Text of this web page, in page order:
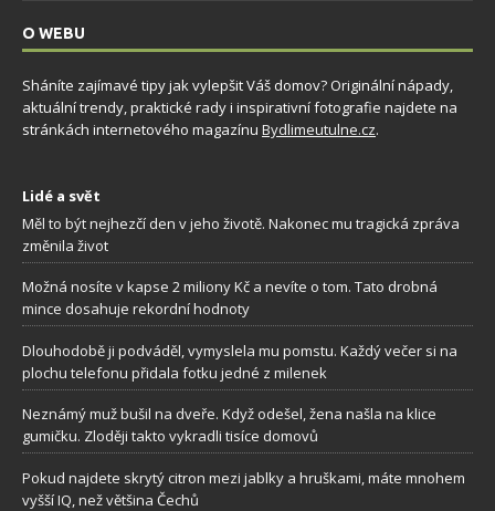
O WEBU
Sháníte zajímavé tipy jak vylepšit Váš domov? Originální nápady,
aktuální trendy, praktické rady i inspirativní fotografie najdete na
stránkách internetového magazínu Bydlimeutulne.cz.
Lidé a svět
Měl to být nejhezčí den v jeho životě. Nakonec mu tragická zpráva
změnila život
Možná nosíte v kapse 2 miliony Kč a nevíte o tom. Tato drobná
mince dosahuje rekordní hodnoty
Dlouhodobě ji podváděl, vymyslela mu pomstu. Každý večer si na
plochu telefonu přidala fotku jedné z milenek
Neznámý muž bušil na dveře. Když odešel, žena našla na klice
gumičku. Zloději takto vykradli tisíce domovů
Pokud najdete skrytý citron mezi jablky a hruškami, máte mnohem
vyšší IQ, než většina Čechů